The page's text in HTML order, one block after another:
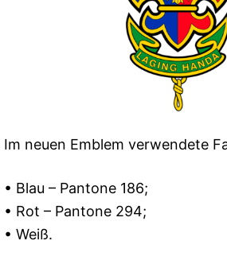
Im neuen Emblem verwendete
• Blau – Pantone 186;
• Rot – Pantone 294;
• Weiß.